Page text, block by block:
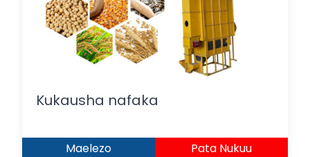
Kukausha nafaka
Maelezo Pata Nukuu